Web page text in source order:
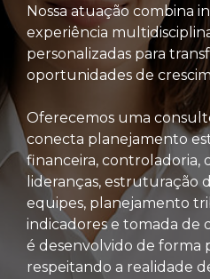
Nossa atuação combina
experiência
personalizadas para
oportunidades de
Oferecemos uma
conecta planejamento
financeira, controladoria,
lideranças, estruturação
equipes, planejamento
indicadores e tomada de
é desenvolvido de forma
respeitando a realidade